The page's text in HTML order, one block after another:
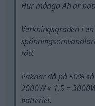
Hur många Ah är
Verkningsgraden i
rätt.
Räknar då på 50%
2000W x 1,5 =
batteriet.